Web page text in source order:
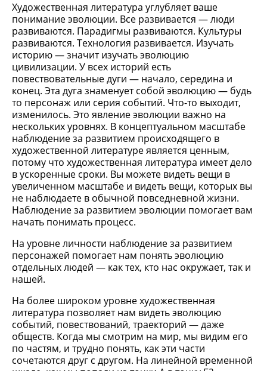
Художественная литература углубляет ваше
понимание эволюции. Все развивается — люди
развиваются. Парадигмы развиваются. Культуры
развиваются. Технология развивается. Изучать
историю — значит изучать эволюцию
цивилизации. У всех историй есть
повествовательные дуги — начало, середина и
конец. Эта дуга знаменует собой эволюцию — будь
то персонаж или серия событий. Что-то выходит,
изменилось. Это явление эволюции важно на
нескольких уровнях. В концептуальном масштабе
наблюдение за развитием происходящего в
художественной литературе является ценным,
потому что художественная литература имеет дело
в ускоренные сроки. Вы можете видеть вещи в
увеличенном масштабе и видеть вещи, которых вы
не наблюдаете в обычной повседневной жизни.
Наблюдение за развитием эволюции помогает вам
начать понимать процесс.
На уровне личности наблюдение за развитием
персонажей помогает нам понять эволюцию
отдельных людей — как тех, кто нас окружает, так и
нашей.
На более широком уровне художественная
литература позволяет нам видеть эволюцию
событий, повествований, траекторий — даже
обществ. Когда мы смотрим на мир, мы видим его
по частям, и трудно понять, как эти части
сочетаются друг с другом. На линейной временной